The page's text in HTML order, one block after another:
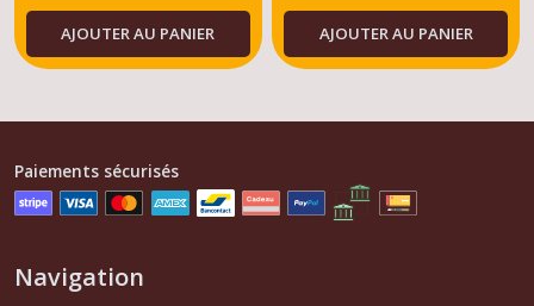
AJOUTER AU PANIER AJOUTER AU PANIER
Paiements sécurisés
Navigation